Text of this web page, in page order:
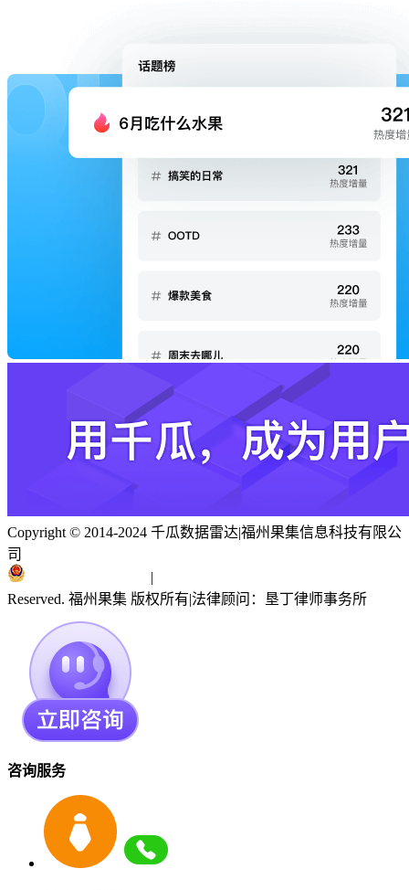
Copyright © 2014-2024 千瓜数据雷达|福州果集信息科技有限公
司
|
Reserved. 福州果集 版权所有|法律顾问：垦丁律师事务所
咨询服务